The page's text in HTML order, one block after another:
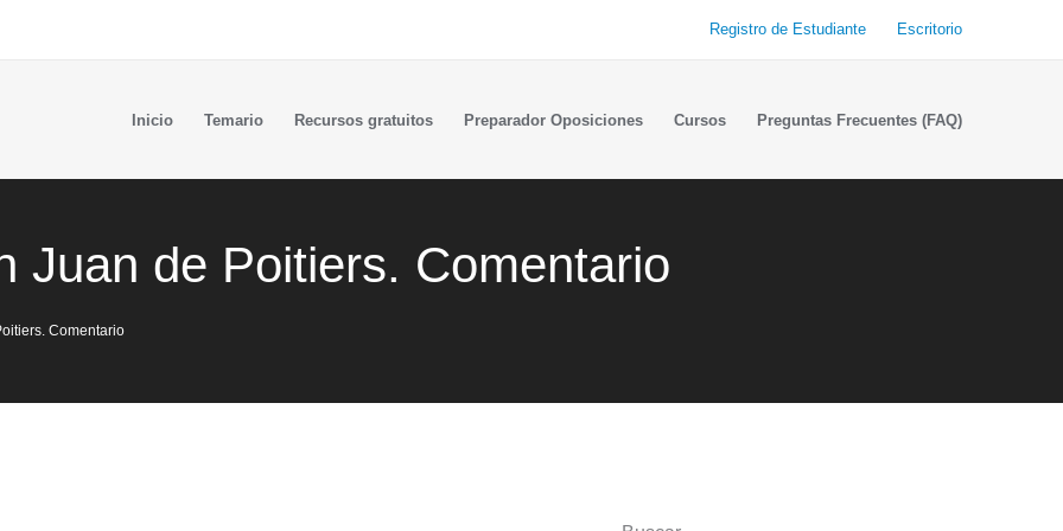
Registro de Estudiante Escritorio
Inicio Temario Recursos gratuitos Preparador Oposiciones Cursos Preguntas Frecuentes (FAQ)
Juan de Poitiers. Comentario
Comentario